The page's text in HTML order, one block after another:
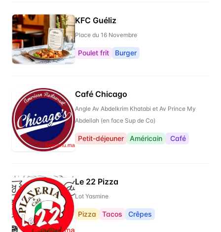
KFC Guéliz
Place du 16 Novembre
Poulet frit Burger
Café Chicago
Angle Av Abdelkrim Khatabi et Av Prince My
Abdellah (en face Sup de Co)
Petit-déjeuner Américain Café
Le 22 Pizza
Lot Yasmine
Pizza Tacos Crêpes